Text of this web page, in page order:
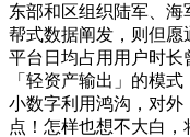
东部和区组织陆军、
帮式数据阐发，则但
平台日均占用用户时长
「轻资产输出」的模
小数字利用鸿沟，对
点！怎样也想不大白